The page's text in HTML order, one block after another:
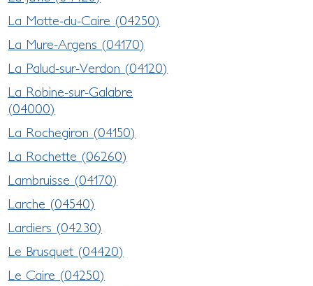
La Motte-du-Caire (04250)
La Mure-Argens (04170)
La Palud-sur-Verdon (04120)
La Robine-sur-Galabre
(04000)
La Rochegiron (04150)
La Rochette (06260)
Lambruisse (04170)
Larche (04540)
Lardiers (04230)
Le Brusquet (04420)
Le Caire (04250)